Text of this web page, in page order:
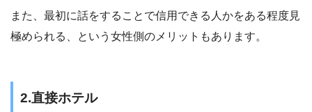
また、最初に話をすることで信用できる人かをある程度見
極められる、という女性側のメリットもあります。
2.直接ホテル